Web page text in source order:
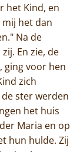
het Kind, en
het dan
Na de
En zie, de
ging voor hen
zich
ster werden
het huis
Maria en op
hun hulde. Zij